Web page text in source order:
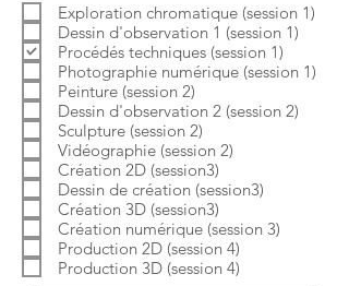
i
r
e
l
i
g
a
t
o
i
r
e
Exploration chromatique (session 1)
Dessin d'observation 1 (session 1)
Procédés techniques (session 1)
Photographie numérique (session 1)
Peinture (session 2)
Dessin d'observation 2 (session 2)
Sculpture (session 2)
Vidéographie (session 2)
Création 2D (session3)
Dessin de création (session3)
Création 3D (session3)
Création numérique (session 3)
Production 2D (session 4)
Production 3D (session 4)